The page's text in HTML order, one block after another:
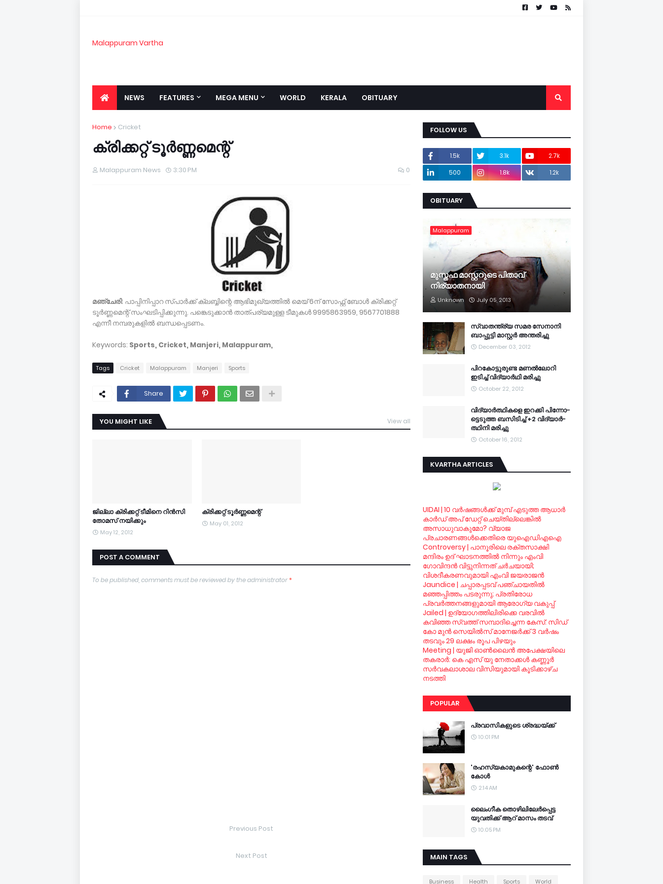
Malappuram Vartha
NEWS FEATURES MEGA MENU WORLD KERALA OBITUARY
Home Cricket
ക്രിക്കറ്റ് ടൂര്‍ണ്ണമെന്റ്
Malappuram News 3:30 PM 0
മഞ്ചേരി: പാപ്പിനിപ്പാറ സ്പാര്‍ക്ക് ക്ലബ്ബിന്റെ ആഭിമുഖ്യത്തില്‍ മെയ് 6ന് സോഫ്റ്റ് ബോള്‍ ക്രിക്കറ്റ്
ടൂര്‍ണ്ണമെന്റ് സംഘടിപ്പിക്കുന്നു. പങ്കെടുക്കാന്‍ താത്പര്യമുള്ള ടീമുകള്‍ 9995863959, 9567701888
എന്നീ നമ്പരുകളില്‍ ബന്ധപ്പെടണം.
Keywords: Sports, Cricket, Manjeri, Malappuram,
Tags Cricket Malappuram Manjeri Sports
Share
YOU MIGHT LIKE View all
ജില്ലാ ക്രിക്കറ്റ് ടീമിനെ റിന്‍സി
തോമസ് നയിക്കും
May 12, 2012
ക്രിക്കറ്റ് ടൂര്‍ണ്ണമെന്റ്
May 01, 2012
POST A COMMENT
To be published, comments must be reviewed by the administrator*
Previous Post
Next Post
FOLLOW US
1.5k 3.1k
2.7k
500
1.8k 1.2k
OBITUARY
Malappuram
മുസ്തഫ മാസ്റ്ററുടെ പിതാവ്
നിര്യാതനായി
Unknown July 05, 2013
സ്വാതന്ത്ര്യ സമര സേനാനി
ബാപ്പുട്ടി മാസ്റ്റര്‍ അന്തരിച്ചു
December 03, 2012
പിറകോട്ടുരുണ്ട മണല്‍ലോറി
ഇടിച്ച് വിദ്യാര്‍ഥി മരിച്ചു
October 22, 2012
വി­ദ്യാര്‍­ത്ഥിക­ളെ ഇറ­ക്കി പി­ന്നോ­
ട്ടെ­ടുത്ത ബ­സി­ടി­ച്ച് +2 വി­ദ്യാര്‍­
ത്ഥിനി മ­രി­ച്ചു
October 16, 2012
KVARTHA ARTICLES
UIDAI | 10 വര്‍ഷങ്ങള്‍ക്ക് മുമ്പ് എടുത്ത ആധാര്‍
കാര്‍ഡ് അപ് ഡേറ്റ് ചെയ്തില്ലെങ്കില്‍
അസാധുവാകുമോ? വ്യാജ
പ്രചാരണങ്ങള്‍ക്കെതിരെ യുഐഡിഎഐ
Controversy | പാനൂരിലെ രക്തസാക്ഷി
മന്ദിരം ഉദ് ഘാടനത്തില്‍ നിന്നും എംവി
ഗോവിന്ദന്‍ വിട്ടുനിന്നത് ചര്‍ചയായി;
വിശദീകരണവുമായി എംവി ജയരാജന്‍
Jaundice | ചപ്പാരപ്പടവ് പഞ്ചായതില്‍
മഞ്ഞപ്പിത്തം പടരുന്നു; പ്രതിരോധ
പ്രവര്‍ത്തനങ്ങളുമായി ആരോഗ്യ വകുപ്പ്
Jailed | ഉദ്യോഗത്തിലിരിക്കെ വരവില്‍
കവിഞ്ഞ സ്വത്ത് സമ്പാദിച്ചെന്ന കേസ്: സിഡ്
കോ മുന്‍ സെയില്‍സ് മാനേജര്‍ക്ക് 3 വര്‍ഷം
തടവും 29 ലക്ഷം രൂപ പിഴയും
Meeting | യുജി ഓണ്‍ലൈന്‍ അപേക്ഷയിലെ
തകരാര്‍: കെ എസ് യു നേതാക്കള്‍ കണ്ണൂര്‍
സര്‍വകലാശാല വിസിയുമായി കൂടിക്കാഴ്ച
നടത്തി
POPULAR
പ്രവാസികളുടെ ശ്രദ്ധയ്ക്ക്
10:01 PM
'രഹസ്യകാമുകന്റെ' ഫോണ്‍
കോള്‍
2:14 AM
ലൈംഗീക തൊഴിലിലേര്‍പ്പെട്ട
യുവതിക്ക് ആറ് മാസം തടവ്
10:05 PM
MAIN TAGS
Business Health Sports World